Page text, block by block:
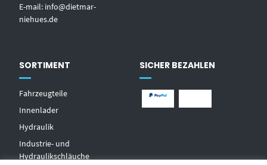
E-mail: info@dietmar-
niehues.de
SORTIMENT
Fahrzeugteile
Innenlader
Hydraulik
Industrie- und
Hydraulikschläuche
SICHER BEZAHLEN